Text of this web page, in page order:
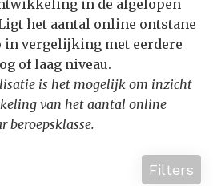
in de afgelopen
het aantal online ontstane
in vergelijking met eerdere
of laag niveau.
is het mogelijk om inzicht
van het aantal online
beroepsklasse.
Filters